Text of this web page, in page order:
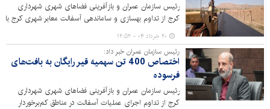
رئیس سازمان عمران و بازآفرینی فضاهای شهری شهرداری
کرج از تداوم بهسازی و ساماندهی آسفالت معابر شهری کرج با
هدف ارتقای کیفی آسفالت معابر، روان‌سازی تردد وسایل
نقلیه و تامین آسایش شهروندان خبر داد و گفت: امسال،
حدود ۹ هزار تن آسفالت به صورت مکانیزه در سطح معابر شهر
کرج توزیع شده است.
۲۰ خرداد ۰۴ - ۱۲:۵۲
رئیس سازمان عمران خبر داد:
اختصاص 400 تن سهمیه قیر رایگان به بافت‌های
فرسوده
رئیس سازمان عمران و بازآفرینی فضاهای شهری شهرداری
کرج از تداوم اجرای عملیات آسفالت در مناطق کم‌برخوردار